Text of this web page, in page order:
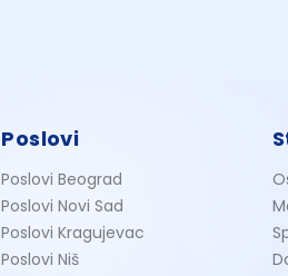
Poslovi
Poslovi Beograd
Poslovi Novi Sad
Poslovi Kragujevac
Poslovi Niš